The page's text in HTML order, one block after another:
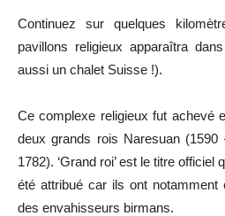
Continuez sur quelques
pavillons religieux apparaîtra
aussi un chalet Suisse !).
Ce complexe religieux fut achevé
deux grands rois Naresuan
1782). ‘Grand roi’ est le titre
été attribué car ils ont notamment
des envahisseurs birmans.